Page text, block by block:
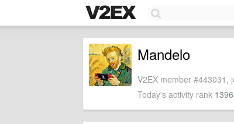
Mandelo
V2EX member #443031,
Today's activity rank 1396